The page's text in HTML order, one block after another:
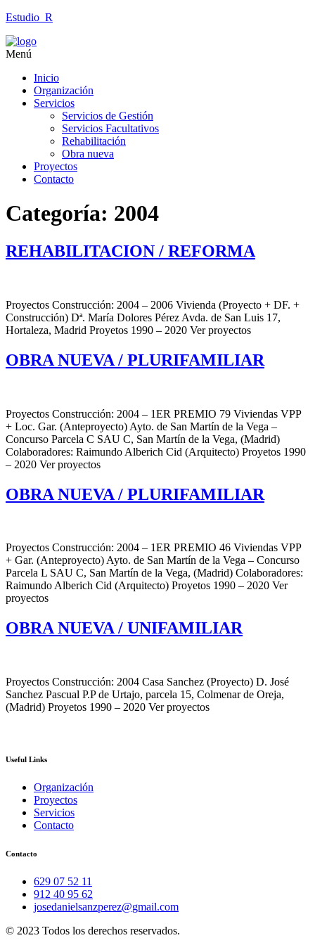
Estudio_R
Menú
Inicio
Organización
Servicios
Servicios de Gestión
Servicios Facultativos
Rehabilitación
Obra nueva
Proyectos
Contacto
Categoría: 2004
REHABILITACION / REFORMA
Proyectos Construcción: 2004 – 2006 Vivienda (Proyecto + DF. +
Construcción) Dª. María Dolores Pérez Avda. de San Luis 17,
Hortaleza, Madrid Proyetos 1990 – 2020 Ver proyectos
OBRA NUEVA / PLURIFAMILIAR
Proyectos Construcción: 2004 – 1ER PREMIO 79 Viviendas VPP
+ Loc. Gar. (Anteproyecto) Ayto. de San Martín de la Vega –
Concurso Parcela C SAU C, San Martín de la Vega, (Madrid)
Colaboradores: Raimundo Alberich Cid (Arquitecto) Proyetos 1990
– 2020 Ver proyectos
OBRA NUEVA / PLURIFAMILIAR
Proyectos Construcción: 2004 – 1ER PREMIO 46 Viviendas VPP
+ Gar. (Anteproyecto) Ayto. de San Martín de la Vega – Concurso
Parcela L SAU C, San Martín de la Vega, (Madrid) Colaboradores:
Raimundo Alberich Cid (Arquitecto) Proyetos 1990 – 2020 Ver
proyectos
OBRA NUEVA / UNIFAMILIAR
Proyectos Construcción: 2004 Casa Sanchez (Proyecto) D. José
Sanchez Pascual P.P de Urtajo, parcela 15, Colmenar de Oreja,
(Madrid) Proyetos 1990 – 2020 Ver proyectos
Useful Links
Organización
Proyectos
Servicios
Contacto
Contacto
629 07 52 11
912 40 95 62
josedanielsanzperez@gmail.com
© 2023 Todos los derechos reservados.